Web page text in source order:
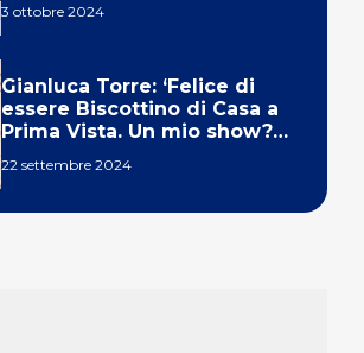
3 ottobre 2024
Gianluca Torre: ‘Felice di
essere Biscottino di Casa a
Prima Vista. Un mio show?
22 settembre 2024